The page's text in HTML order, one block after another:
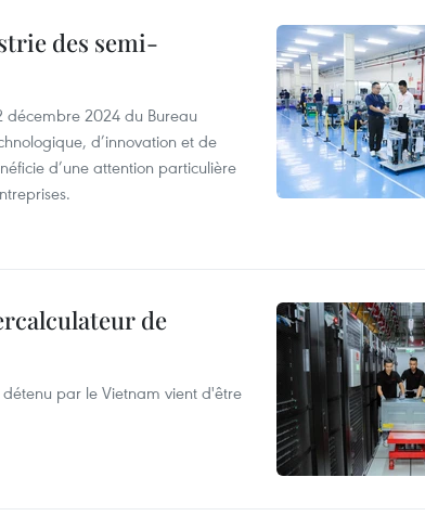
des semi-
décembre 2024 du Bureau
d’innovation et de
d’une attention particulière
de
par le Vietnam vient d'être